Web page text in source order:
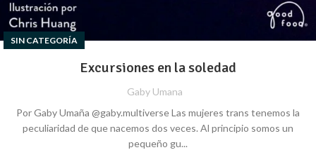
SIN CATEGORÍA
Excursiones en la soledad
Gaby Umana
Por Gaby Umaña @gaby.multiverse Las mujeres trans tenemos la
peculiaridad de que nacemos dos veces. Al principio somos un
pequeño gu...